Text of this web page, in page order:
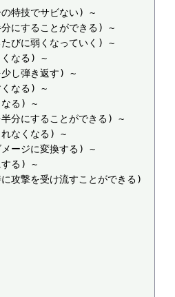
特技でサビない) ~
にすることができる) ~
びに弱くなっていく) ~
くなる) ~
し弾き返す) ~
くなる) ~
なる) ~
分にすることができる) ~
なくなる) ~
ージに変換する) ~
する) ~
攻撃を受け流すことができる)